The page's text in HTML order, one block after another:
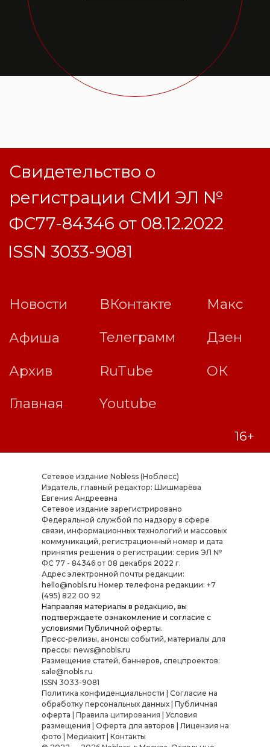
Сетевое издание Nobless (Ноблесс)
Издатель, главный редактор: Шишмарёва
Евгения Андреевна
Cетевое издание зарегистрировано
Федеральной службой по надзору в сфере
связи, информационных технологий и массовых
коммуникаций, регистрационный номер и дата
принятия решения о регистрации: серия ЭЛ №
ФС 77 - 84346 от 08 декабря 2022 г.
Адрес электронной почты редакции:
hello@nobls.ru Номер телефона редакции: +7
(495) 822 00 92
Направляя материалы в редакцию, вы
подтверждаете ознакомление и согласие с
условиями Публичной оферты.
Пресс-релизы, анонсы событий, материалы для
прессы: news@nobls.ru
Размещение статей, баннеров, спецпроектов:
sale@nobls.ru
ISSN 3033-9081
Политика конфиденциальности
Согласие на
обработку персональных данных| Публичная
оферта
Правила цитирования
Условия
размещения
Оферта для авторов |Лицензия на
фото
Медиакит| Контакты